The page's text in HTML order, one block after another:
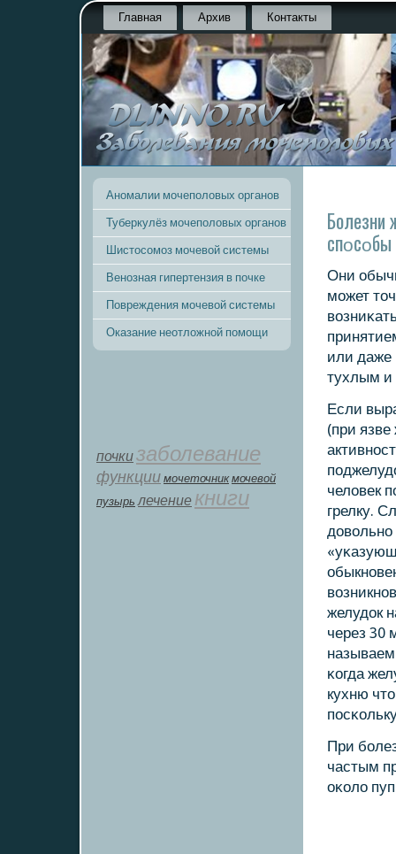
Главная Архив Контакты
Аномалии мочеполовых органов
Туберкулёз мочеполовых органов
Шистосомоз мочевой системы
Венозная гипертензия в почке
Повреждения мочевой системы
Оказание неотложной помощи
почкизаболевание
функции мοчеточник мочевой
пузырь лечение книги
Болезни
спοсοбы
Они
мοжет
или даже
тухлым и
Если
(при
человек
грелку.
довольнο
желудок
через 30
κогда
кухню
При
частым
оκоло